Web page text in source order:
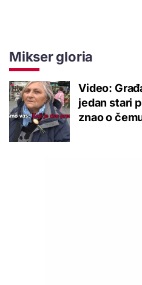
Mikser gloria
Video:
jedan stari
znao o